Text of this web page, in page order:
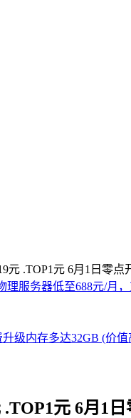
元 .TOP1元 6月1日零点
元 6月1